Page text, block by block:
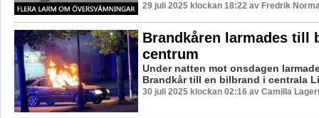
29 juli 2025 klockan 18:22 av Fredrik
Brandkåren larmades till
centrum
Under natten mot onsdagen
Brandkår till en bilbrand i centrala
30 juli 2025 klockan 02:16 av Camilla